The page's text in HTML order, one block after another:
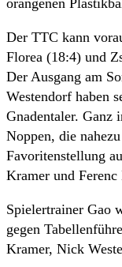
orangenen
Der TTC kann
Florea (18:4) und
Der Ausgang am
Westendorf haben
Gnadentaler. Ganz
Noppen, die
Favoritenstellung
Kramer und
Spielertrainer Gao
gegen
Kramer, Nick